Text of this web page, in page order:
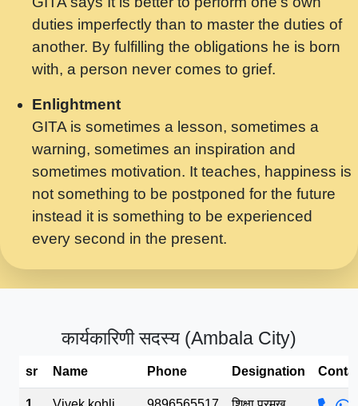
मर गनय न अपरध लडडल शर रध.... Shri
ravinandan shastri ji maharaj.mp3
मेरे मन हरी का ध्यान लगा - भजन भाव - 2018 -
Rishikesh - Swami Gyananand Ji
Maharaj.mp3
यह हसरत तलब ह नकज कमर Yahi Hasraten
Talab Hai Bhav Pravah #bhajan.mp3
लडल ज बल ल क ज न लग Sadhvi Purnima Ji
7.9.2021 जवल नगर दलल #बसर.mp3
सख भ मझ पयर ह दख भ मझ पयर ह!छड म कस दत
सपरहट भजन 2021 - तर अखय ह जद भर बहर ज म
सपरहट शयम भजन - जय जय शयम जय जय शयम
भव.mp3
duties imperfectly than to master the duties of
another. By fulfilling the obligations he is born
with, a person never comes to grief.
Enlightment
GITA is sometimes a lesson, sometimes a
warning, sometimes an inspiration and
sometimes motivation. It teaches, happiness is
not something to be postponed for the future
instead it is something to be experienced
every second in the present.
कार्यकारिणी सदस्य (Ambala City)
sr Name Phone Designation